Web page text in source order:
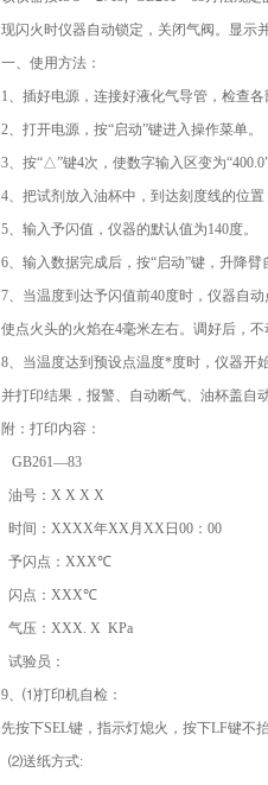
现闪火时仪器自动锁定，关闭气阀。显示
一、使用方法：
1、插好电源，连接好液化气导管，检查
2、打开电源，按“启动”键进入操作菜单。
3、按“△”键4次，使数字输入区变为
4、把试剂放入油杯中，到达刻度线的位
5、输入予闪值，仪器的默认值为140度。
6、输入数据完成后，按“启动”键，升降
7、当温度到达予闪值前40度时，仪器自
使点火头的火焰在4毫米左右。调好后，
8、当温度达到预设点温度*度时，仪器
并打印结果，报警、自动断气、油杯盖自
附：打印内容：
GB261—83
油号：X X X X
时间：XXXX年XX月XX日00：00
予闪点：XXX℃
闪点：XXX℃
气压：XXX. X KPa
试验员：
9、⑴打印机自检：
先按下SEL键，指示灯熄火，按下LF键不
⑵送纸方式: